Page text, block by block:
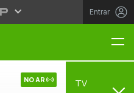
Entrar
NO AR TV